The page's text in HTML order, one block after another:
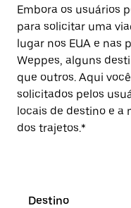
Embora os usuários
para solicitar uma
lugar nos EUA e nas
Weppes, alguns
que outros. Aqui
solicitados pelos
locais de destino e a
dos trajetos.*
Destino